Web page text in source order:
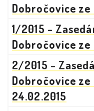
Dobročovice ze
1/2015 -
Dobročovice ze
2/2015 -
Dobročovice ze
24.02.2015